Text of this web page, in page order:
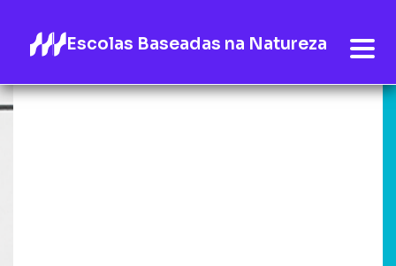
Escolas Baseadas na Natureza